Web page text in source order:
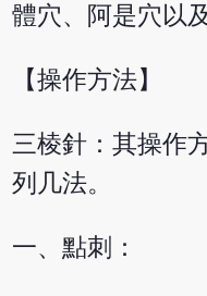
體穴、阿是穴以
【操作方法】
三棱針：其操作
列几法。
一、點刺：